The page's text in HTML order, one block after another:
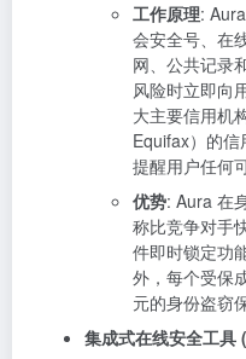
工作原理:
会安全号、在
网、公共记录
风险时立即向
大主要信用机
Equifax）的
提醒用户任何
优势: Aura 在
称比竞争对手
件即时锁定功
外，每个受保
元的身份盗窃
集成式在线安全工具